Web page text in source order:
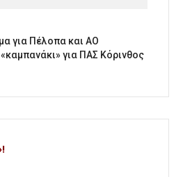
για Πέλοπα και ΑΟ
για ΠΑΣ Κόρινθος